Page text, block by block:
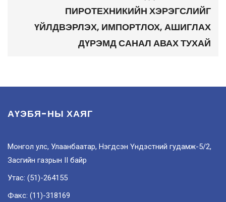
ПИРОТЕХНИКИЙН ХЭРЭГСЛИЙГ
ҮЙЛДВЭРЛЭХ, ИМПОРТЛОХ, АШИГЛАХ
ДҮРЭМД САНАЛ АВАХ ТУХАЙ
АҮЭБЯ-НЫ ХАЯГ
Монгол улс, Улаанбаатар, Нэгдсэн Үндэстний гудамж-5/2,
Засгийн газрын II байр
Утас: (51)-264155
Факс: (11)-318169